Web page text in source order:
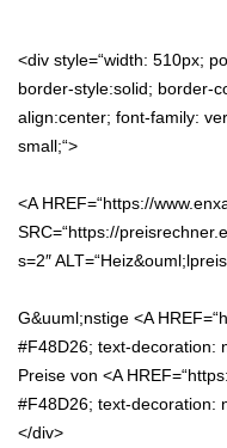
<div style=“width: 510px;
border-style:solid; border-
align:center; font-family:
small;“>
<A HREF=“https://
SRC=“https://
s=2″
G&uuml;nstige <A
#F48D26; text-decoration:
Preise von <A
#F48D26; text-decoration:
</div>